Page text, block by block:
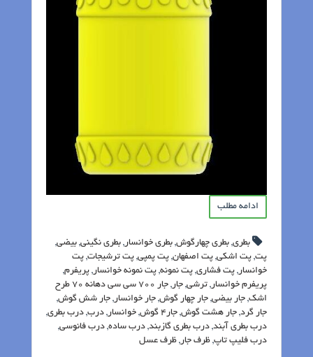
ادامه مطلب
بطری, بطری چهارگوش, بطری خوانسار, بطری نگینی, بیضی,
پت, پت اشکی, پت اصفهان, پت پمپی, پت ترشیجات, پت
خوانسار, پت فشاری, پت نمونه, پت نمونه خوانسار, پریفرم,
پریفرم خوانسار, ترشی, جار,
جار 700 سی سی دهانه 70 طرح
اشک, جار بیضی, جار چهار گوش, جار خوانسار, جار شش گوش,
جار گرد, جار هشت گوش, جار4 گوش , خوانسار, درب, درب بطری,
درب بطری آبند, درب بطری گازبند, درب ساده, درب فانوسی,
درب فلیپ تاپ, ظرف جار, ظرف عسل